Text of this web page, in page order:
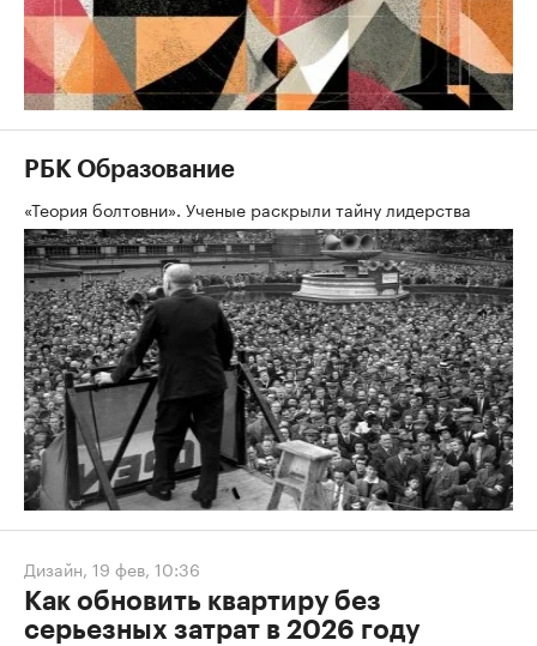
РБК Образование
«Теория болтовни». Ученые раскрыли тайну лидерства
Дизайн, 19 фев, 10:36
Как обновить квартиру без
серьезных затрат в 2026 году